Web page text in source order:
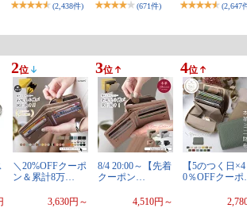
(2,438件) (671件) (2,647
2位
＼20%OFFクーポ
ン＆累計8万…
3,630円～
3位
8/4 20:00～【先着
クーポン…
4,510円～
4位
【5のつく日×4
0％OFFクーポ…